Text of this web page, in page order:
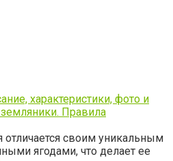
характеристики, фото и
Правила
отличается своим уникальным
ягодами, что делает ее